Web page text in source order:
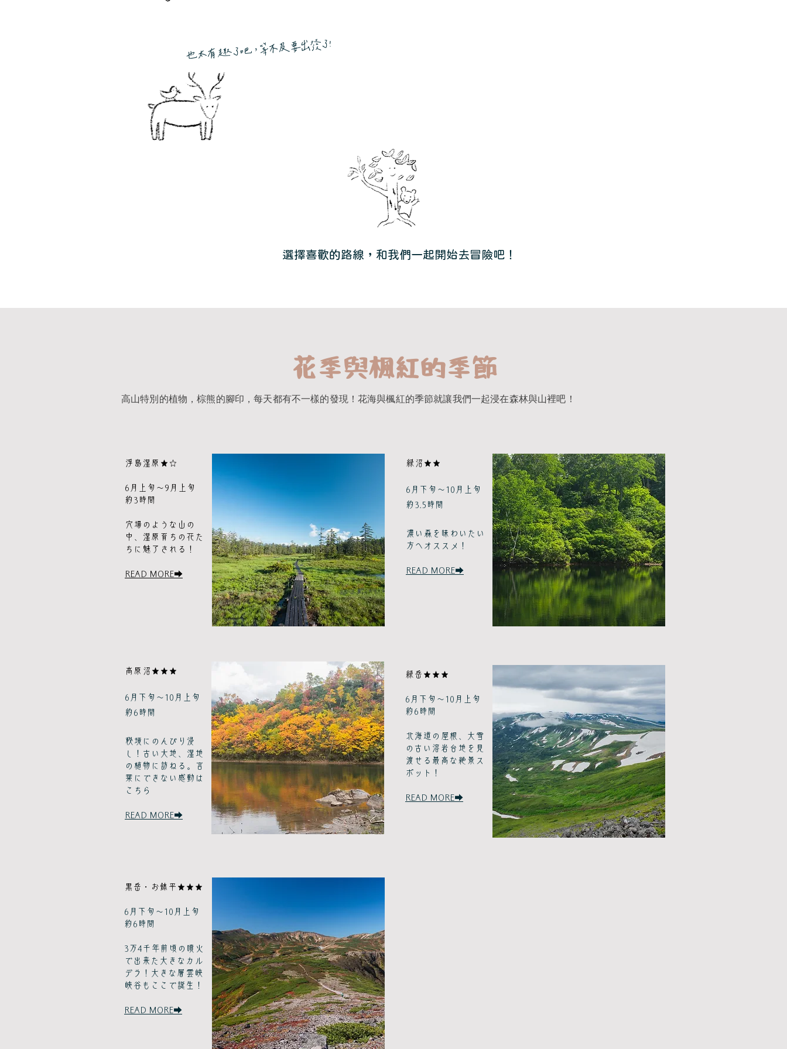
也太有趣了吧，等不及要出發了!
選擇喜歡的路線，和我們一起開始去冒險吧！
花季與楓紅的季節
高山特別的植物，棕熊的腳印，每天都有不一樣的發現！花海與楓紅的季節就讓我們一起浸在森林與山裡吧！
浮島湿原★☆
6月上旬～9月上旬
約3時間
穴場のような山の
中、湿原育ちの花た
ちに魅了される！
READ MORE➡
緑沼★★
6月下旬～10月上旬
約3.5時間
濃い森を味わいたい
方へオススメ！
READ MORE➡
高原沼★★★
6月下旬～10月上旬
約6時間
秘境にのんびり浸
し！古い大地、湿地
の植物に訪ねる。言
葉にできない感動は
こちら
READ MORE➡
緑岳★★★
6月下旬～10月上旬
約6時間
北海道の屋根、大雪
の古い溶岩台地を見
渡せる最高な絶景ス
ポット！
READ MORE➡
黒岳・お鉢平★★★
6月下旬～10月上旬
約6時間
3万4千年前頃の噴火
で出来た大きなカル
デラ！大きな層雲峡
峡谷もここで誕生！
READ MORE➡